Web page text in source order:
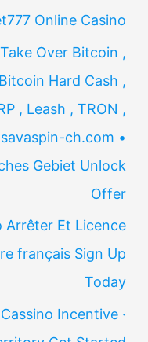
Online Casino
Over Bitcoin ,
Hard Cash ,
, Leash , TRON ,
ch.com •
Gebiet Unlock
Offer
Arrêter Et Licence
français Sign Up
Today
Incentive ·